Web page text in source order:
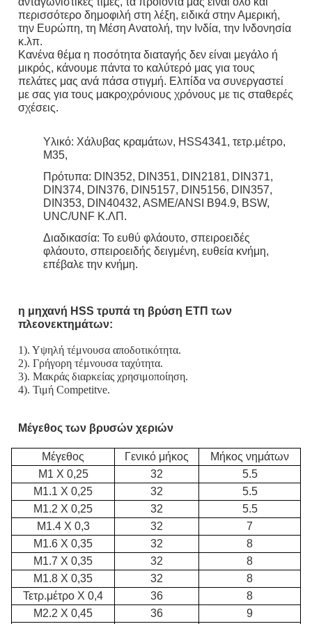
περισσότερο δημοφιλή στη λέξη, ειδικά στην Αμερική,
την Ευρώπη, τη Μέση Ανατολή, την Ινδία, την Ινδονησία
κ.λπ.
Κανένα θέμα η ποσότητα διαταγής δεν είναι μεγάλο ή
μικρός, κάνουμε πάντα το καλύτερό μας για τους
πελάτες μας ανά πάσα στιγμή. Ελπίδα να συνεργαστεί
με σας για τους μακροχρόνιους χρόνους με τις σταθερές
σχέσεις.
Υλικό: Χάλυβας κραμάτων, HSS4341, τετρ.μέτρο,
M35,
Πρότυπα: DIN352, DIN351, DIN2181, DIN371,
DIN374, DIN376, DIN5157, DIN5156, DIN357,
DIN353, DIN40432, ASME/ANSI B94.9, BSW,
UNC/UNF Κ.ΛΠ.
Διαδικασία: Το ευθύ φλάουτο, σπειροειδές
φλάουτο, σπειροειδής δειγμένη, ευθεία κνήμη,
επέβαλε την κνήμη.
η μηχανή HSS τρυπά τη βρύση ΕΤΠ των
πλεονεκτημάτων:
1). Υψηλή τέμνουσα αποδοτικότητα.
2). Γρήγορη τέμνουσα ταχύτητα.
3). Μακράς διαρκείας χρησιμοποίηση.
4). Τιμή Competitve.
Μέγεθος των βρυσών χεριών
Μέγεθος Γενικό μήκος
Μήκος νημάτων
M1 Χ 0,25
32
5.5
M1.1 Χ 0,25
32
5.5
M1.2 Χ 0,25
32
5.5
M1.4 Χ 0,3
32
7
M1.6 Χ 0,35
32
8
M1.7 Χ 0,35
32
8
M1.8 Χ 0,35
32
8
Τετρ.μέτρο Χ 0,4
36
8
M2.2 Χ 0,45
36 9